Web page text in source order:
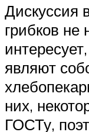
Дискуссия
грибков не
являют
них,
ГОСТу,